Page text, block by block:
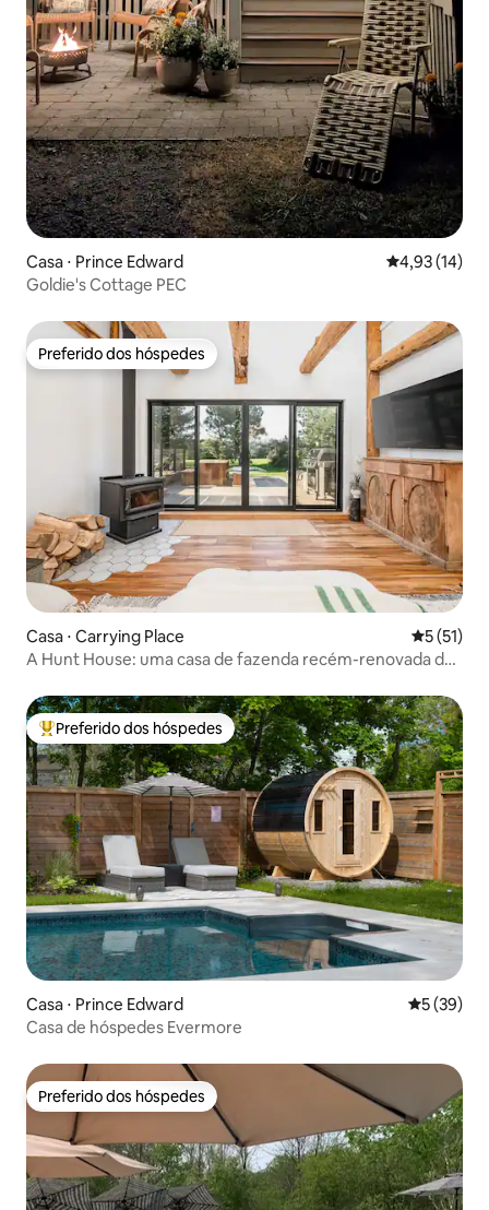
Casa ⋅ Prince Edward 4,93 de uma
4,93 (14)
Goldie's Cottage PEC
Preferido dos hóspedes
Preferido dos hóspedes
Casa ⋅ Carrying Place 5 de uma
5 (51)
A Hunt House: uma casa de fazenda recém-renovada de
Entre os melhores preferidos dos hóspedes
Preferido dos hóspedes
Casa ⋅ Prince Edward 5 de uma
5 (39)
Casa de hóspedes Evermore
Preferido dos hóspedes
Preferido dos hóspedes